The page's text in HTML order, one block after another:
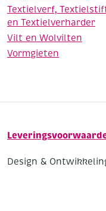
Textielverf,
en Textielverharder
Vilt en Wolvilten
Vormgieten
Design &